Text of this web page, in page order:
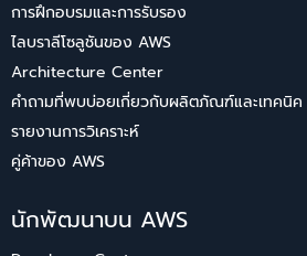
การฝึกอบรมและการรับรอง
ไลบราลีโซลูชันของ AWS
Architecture Center
คำถามที่พบบ่อยเกี่ยวกับผลิตภัณฑ์และเทคนิค
รายงานการวิเคราะห์
คู่ค้าของ AWS
นักพัฒนาบน AWS